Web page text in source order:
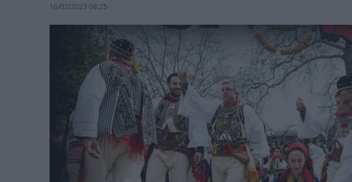
16/02/2023 08:25